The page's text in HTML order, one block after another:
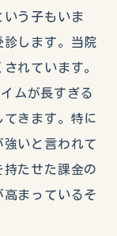
いう子もいま
します。当院
れています。
ムが長すぎる
きます。特に
いと言われて
たせた課金の
まっているそ